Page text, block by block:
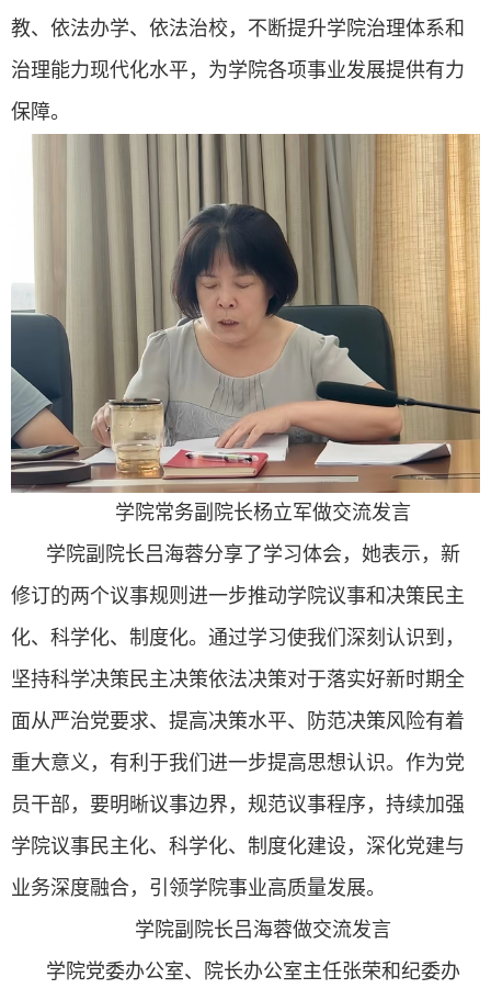
教、依法办学、依法治校，不断提升学院治理体系和
治理能力现代化水平，为学院各项事业发展提供有力
保障。
学院常务副院长杨立军做交流发言
学院副院长吕海蓉分享了学习体会，她表示，新
修订的两个议事规则进一步推动学院议事和决策民主
化、科学化、制度化。通过学习使我们深刻认识到，
坚持科学决策民主决策依法决策对于落实好新时期全
面从严治党要求、提高决策水平、防范决策风险有着
重大意义，有利于我们进一步提高思想认识。作为党
员干部，要明晰议事边界，规范议事程序，持续加强
学院议事民主化、科学化、制度化建设，深化党建与
业务深度融合，引领学院事业高质量发展。
学院副院长吕海蓉做交流发言
学院党委办公室、院长办公室主任张荣和纪委办